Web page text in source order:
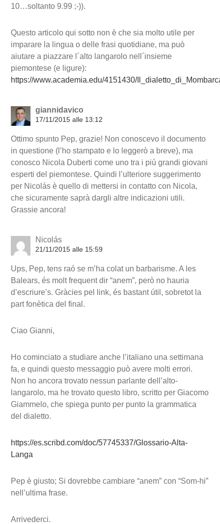
10…soltanto 9.99 ;-)).
Questo articolo qui sotto non è che sia molto utile per
imparare la lingua o delle frasi quotidiane, ma può
aiutare a piazzare l´alto langarolo nell´insieme
piemontese (e ligure):
https://www.academia.edu/4151430/
giannidavico
17/11/2015 alle 13:12
Ottimo spunto Pep, grazie! Non conoscevo il documento
in questione (l’ho stampato e lo leggerò a breve), ma
conosco Nicola Duberti come uno tra i più grandi giovani
esperti del piemontese. Quindi l’ulteriore suggerimento
per Nicolás è quello di mettersi in contatto con Nicola,
che sicuramente saprà dargli altre indicazioni utili.
Grassie ancora!
Nicolás
21/11/2015 alle 15:59
Ups, Pep, tens raó se m’ha colat un barbarisme. A les
Balears, és molt frequent dir “anem”, però no hauria
d’escriure’s. Gràcies pel link, és bastant útil, sobretot la
part fonètica del final.
Ciao Gianni,
Ho cominciato a studiare anche l’italiano una settimana
fa, e quindi questo messaggio può avere molti errori.
Non ho ancora trovato nessun parlante dell’alto-
langarolo, ma he trovato questo libro, scritto per Giacomo
Giammelo, che spiega punto per punto la grammatica
del dialetto.
https://es.scribd.com/doc/57745337/Glossario-Alta-
Langa
Pep è giusto; Si dovrebbe cambiare “anem” con “Som-hi”
nell’ultima frase.
Arrivederci.